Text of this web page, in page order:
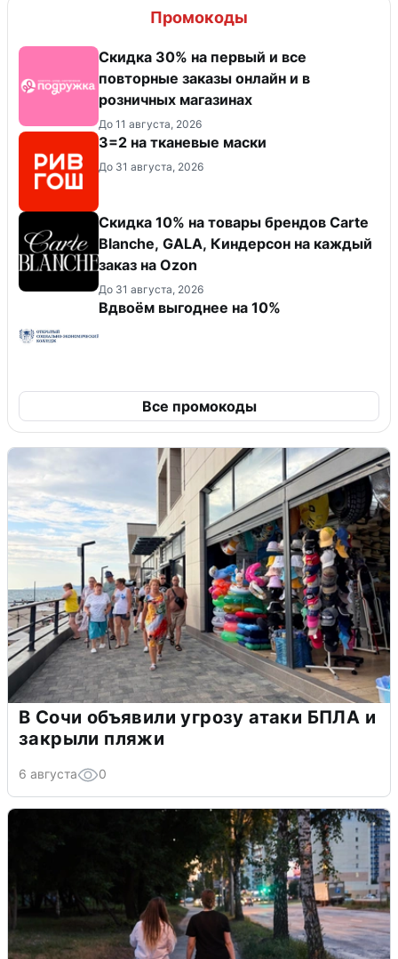
Промокоды
Скидка 30% на первый и все
повторные заказы онлайн и в
розничных магазинах
До 11 августа, 2026
3=2 на тканевые маски
До 31 августа, 2026
Скидка 10% на товары брендов Carte
Blanche, GALA, Киндерсон на каждый
заказ на Оzon
До 31 августа, 2026
Вдвоём выгоднее на 10%
Все промокоды
В Сочи объявили угрозу атаки БПЛА и
закрыли пляжи
6 августа 0